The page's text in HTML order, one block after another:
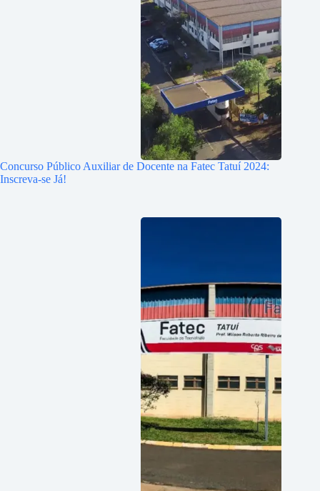
Concurso Público Auxiliar de Docente na Fatec Tatuí 2024:
Inscreva-se Já!